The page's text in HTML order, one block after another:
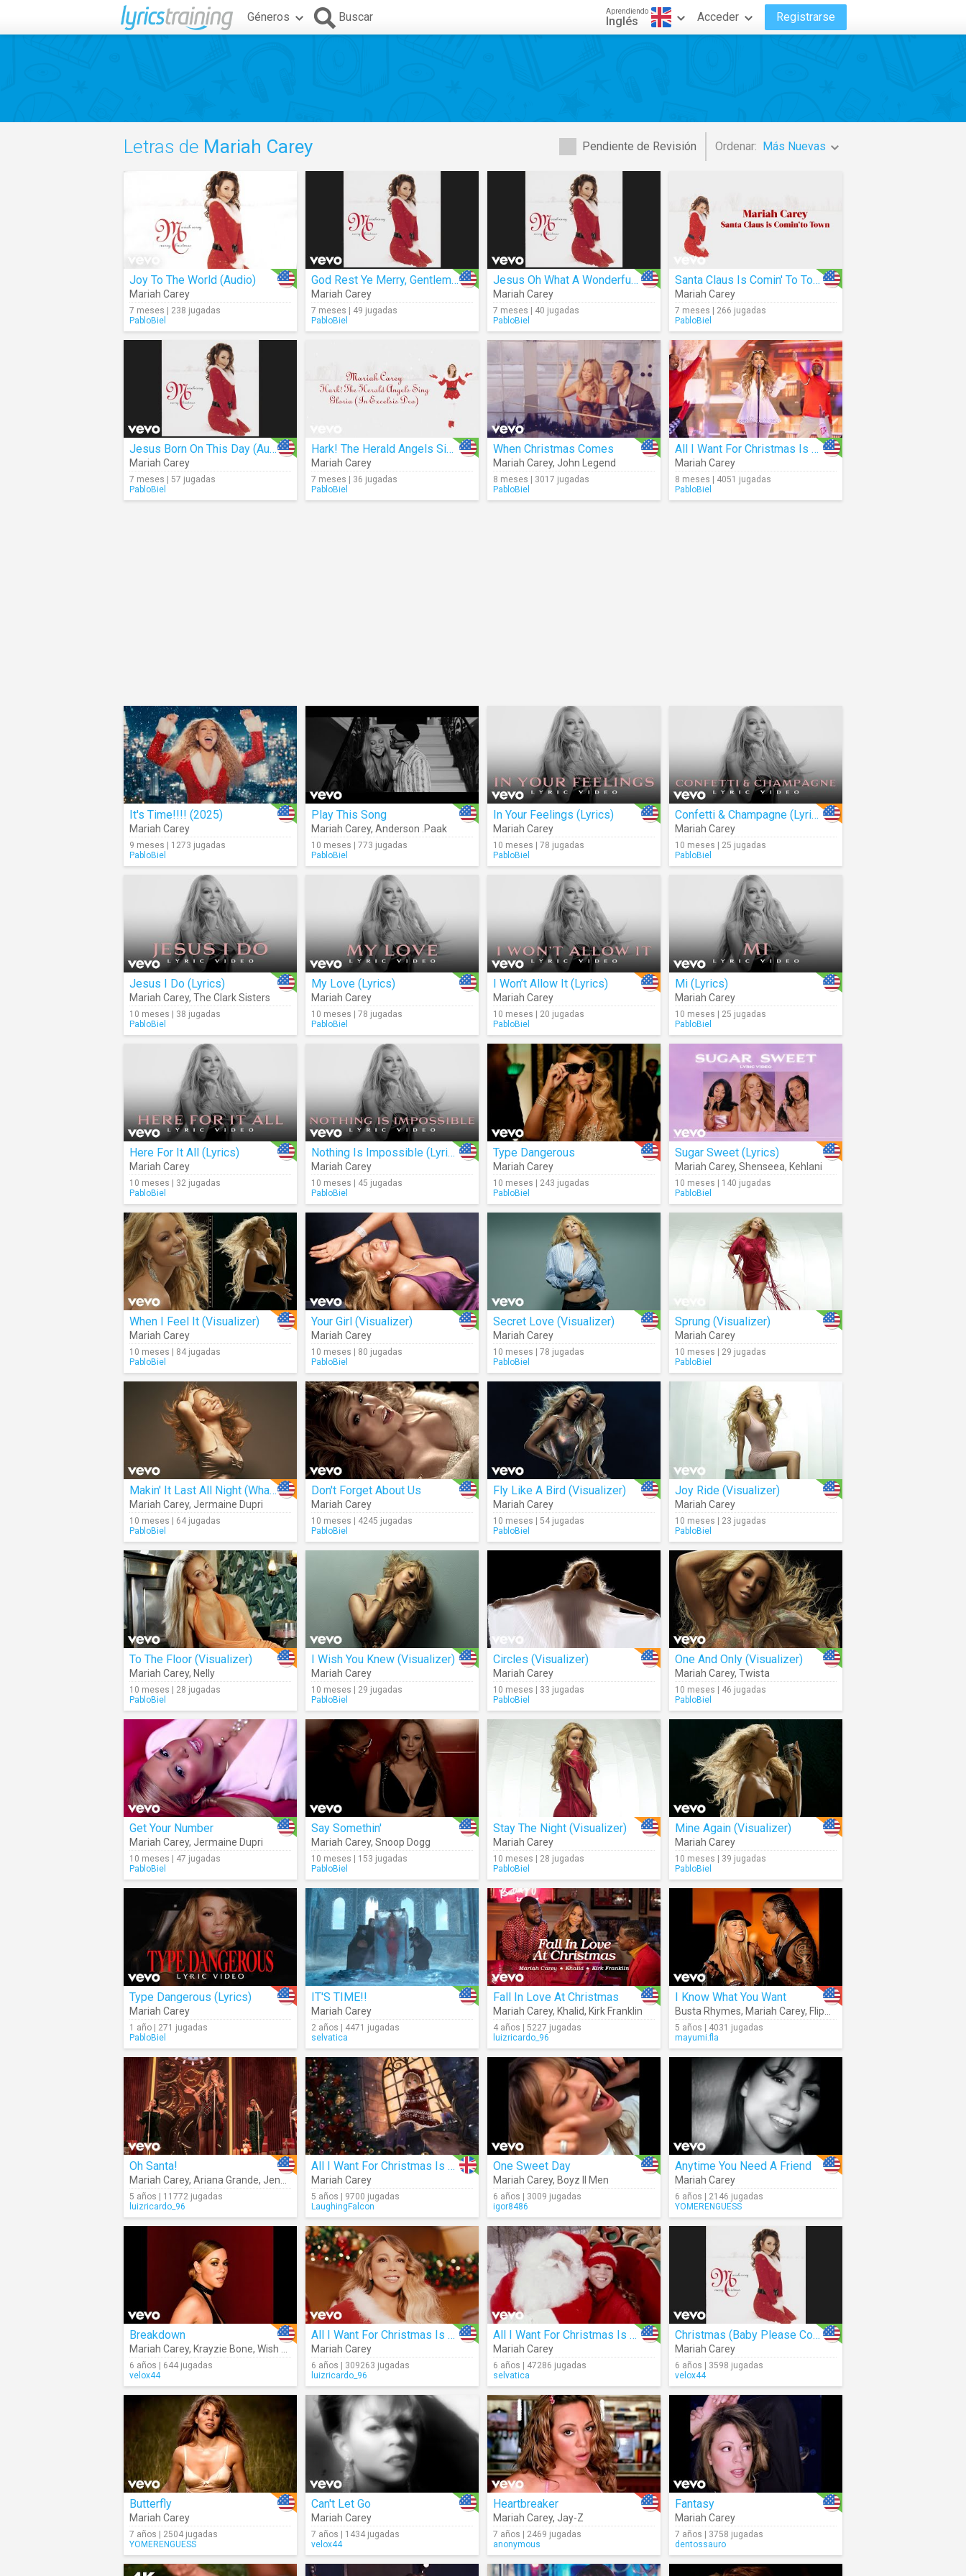
Géneros Buscar Aprendiendo
Inglés Acceder Registrarse
Pendiente de Revisión Ordenar: Más Nuevas
Letras de Mariah Carey
Joy To The World (Audio)
Mariah Carey
7 meses | 238 jugadas
PabloBiel
God Rest Ye Merry, Gentlemen (Audio)
Mariah Carey
7 meses | 49 jugadas
PabloBiel
Jesus Oh What A Wonderful Child (Audio)
Mariah Carey
7 meses | 40 jugadas
PabloBiel
Santa Claus Is Comin' To Town (Lyrics)
Mariah Carey
7 meses | 266 jugadas
PabloBiel
Jesus Born On This Day (Audio)
Mariah Carey
7 meses | 57 jugadas
PabloBiel
Hark! The Herald Angels Sing / Gloria (In Excelsis Deo) [Lyrics]
Mariah Carey
7 meses | 36 jugadas
PabloBiel
When Christmas Comes
Mariah Carey, John Legend
8 meses | 3017 jugadas
PabloBiel
All I Want For Christmas Is You (Live)
Mariah Carey
8 meses | 4051 jugadas
PabloBiel
It's Time!!!! (2025)
Mariah Carey
9 meses | 1273 jugadas
PabloBiel
Play This Song
Mariah Carey, Anderson .Paak
10 meses | 773 jugadas
PabloBiel
In Your Feelings (Lyrics)
Mariah Carey
10 meses | 78 jugadas
PabloBiel
Confetti & Champagne (Lyrics)
Mariah Carey
10 meses | 25 jugadas
PabloBiel
Jesus I Do (Lyrics)
Mariah Carey, The Clark Sisters
10 meses | 38 jugadas
PabloBiel
My Love (Lyrics)
Mariah Carey
10 meses | 78 jugadas
PabloBiel
I Won’t Allow It (Lyrics)
Mariah Carey
10 meses | 20 jugadas
PabloBiel
Mi (Lyrics)
Mariah Carey
10 meses | 25 jugadas
PabloBiel
Here For It All (Lyrics)
Mariah Carey
10 meses | 32 jugadas
PabloBiel
Nothing Is Impossible (Lyrics)
Mariah Carey
10 meses | 45 jugadas
PabloBiel
Type Dangerous
Mariah Carey
10 meses | 243 jugadas
PabloBiel
Sugar Sweet (Lyrics)
Mariah Carey, Shenseea, Kehlani
10 meses | 140 jugadas
PabloBiel
When I Feel It (Visualizer)
Mariah Carey
10 meses | 84 jugadas
PabloBiel
Your Girl (Visualizer)
Mariah Carey
10 meses | 80 jugadas
PabloBiel
Secret Love (Visualizer)
Mariah Carey
10 meses | 78 jugadas
PabloBiel
Sprung (Visualizer)
Mariah Carey
10 meses | 29 jugadas
PabloBiel
Makin' It Last All Night (What It Do) (Visualizer)
Mariah Carey, Jermaine Dupri
10 meses | 64 jugadas
PabloBiel
Don't Forget About Us
Mariah Carey
10 meses | 4245 jugadas
PabloBiel
Fly Like A Bird (Visualizer)
Mariah Carey
10 meses | 54 jugadas
PabloBiel
Joy Ride (Visualizer)
Mariah Carey
10 meses | 23 jugadas
PabloBiel
To The Floor (Visualizer)
Mariah Carey, Nelly
10 meses | 28 jugadas
PabloBiel
I Wish You Knew (Visualizer)
Mariah Carey
10 meses | 29 jugadas
PabloBiel
Circles (Visualizer)
Mariah Carey
10 meses | 33 jugadas
PabloBiel
One And Only (Visualizer)
Mariah Carey, Twista
10 meses | 46 jugadas
PabloBiel
Get Your Number
Mariah Carey, Jermaine Dupri
10 meses | 47 jugadas
PabloBiel
Say Somethin'
Mariah Carey, Snoop Dogg
10 meses | 153 jugadas
PabloBiel
Stay The Night (Visualizer)
Mariah Carey
10 meses | 28 jugadas
PabloBiel
Mine Again (Visualizer)
Mariah Carey
10 meses | 39 jugadas
PabloBiel
Type Dangerous (Lyrics)
Mariah Carey
1 año | 271 jugadas
PabloBiel
IT'S TIME!!
Mariah Carey
2 años | 4471 jugadas
selvatica
Fall In Love At Christmas
Mariah Carey, Khalid, Kirk Franklin
4 años | 5227 jugadas
luizricardo_96
I Know What You Want
Busta Rhymes, Mariah Carey, Flipmode Squad
5 años | 4031 jugadas
mayumi.fla
Oh Santa!
Mariah Carey, Ariana Grande, Jennifer Hudson
5 años | 11772 jugadas
luizricardo_96
All I Want For Christmas Is You (Nightcore)
Mariah Carey
5 años | 9700 jugadas
LaughingFalcon
One Sweet Day
Mariah Carey, Boyz II Men
6 años | 3009 jugadas
igor8486
Anytime You Need A Friend
Mariah Carey
6 años | 2146 jugadas
YOMERENGUESS
Breakdown
Mariah Carey, Krayzie Bone, Wish Bone
6 años | 644 jugadas
velox44
All I Want For Christmas Is You (Make My Wish Come True Edition)
Mariah Carey
6 años | 309263 jugadas
luizricardo_96
All I Want For Christmas Is You
Mariah Carey
6 años | 47286 jugadas
selvatica
Christmas (Baby Please Come Home) (Audio)
Mariah Carey
6 años | 3598 jugadas
velox44
Butterfly
Mariah Carey
7 años | 2504 jugadas
YOMERENGUESS
Can't Let Go
Mariah Carey
7 años | 1434 jugadas
velox44
Heartbreaker
Mariah Carey, Jay-Z
7 años | 2469 jugadas
anonymous
Fantasy
Mariah Carey
7 años | 3758 jugadas
dentossauro